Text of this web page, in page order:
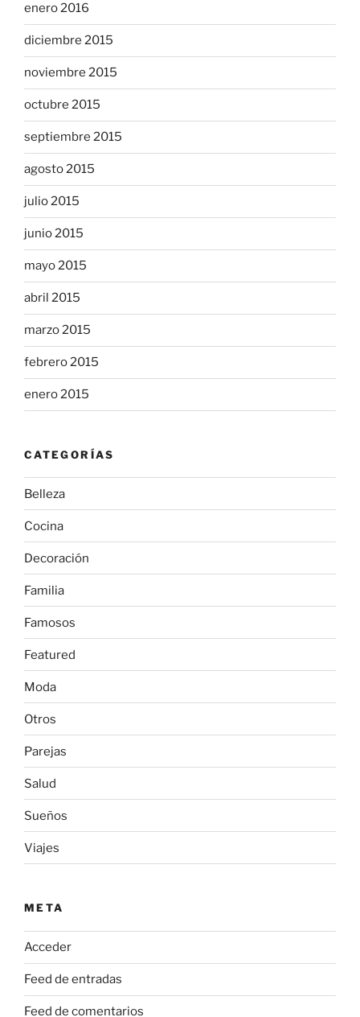
enero 2016
diciembre 2015
noviembre 2015
octubre 2015
septiembre 2015
agosto 2015
julio 2015
junio 2015
mayo 2015
abril 2015
marzo 2015
febrero 2015
enero 2015
CATEGORÍAS
Belleza
Cocina
Decoración
Familia
Famosos
Featured
Moda
Otros
Parejas
Salud
Sueños
Viajes
META
Acceder
Feed de entradas
Feed de comentarios